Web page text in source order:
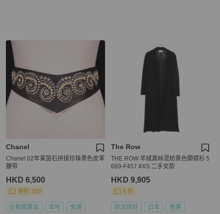
Chanel
Chanel 02年莱茵石拼接珍珠黑色皮革
腰带
HKD 6,500
現折 200
近新閒置品 本地 免運
The Row
THE ROW 羊絨真絲混紡黑色開襟衫 5
669-F457 #XS 二手女款
HKD 9,905
9 折
狀況良好 日本 免運